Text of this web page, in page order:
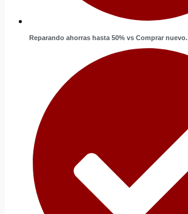
Reparando ahorras hasta 50% vs Comprar nuevo.